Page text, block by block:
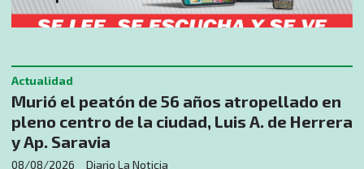
Murió el peatón de 56 años atropellado en
pleno centro de la ciudad, Luis A. de Herrera
y Ap. Saravia
Diario La Noticia
Actualidad
08/08/2026